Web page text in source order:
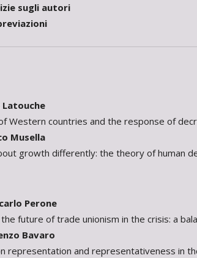
sugli autori
Western countries and the response of
Musella
growth differently: the theory of human
Perone
future of trade unionism in the crisis: a
Bavaro
representation and representativeness in